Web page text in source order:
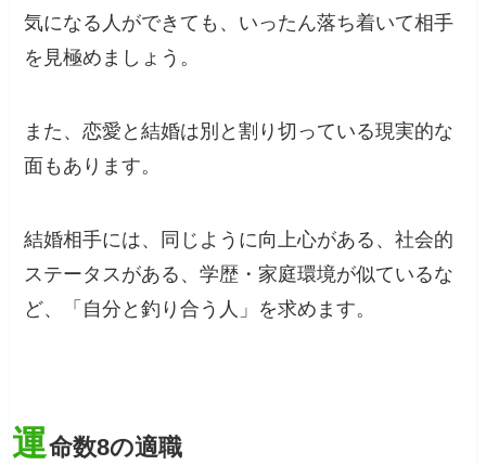
気になる人ができても、いったん落ち着いて相手
を見極めましょう。
また、恋愛と結婚は別と割り切っている現実的な
面もあります。
結婚相手には、同じように向上心がある、社会的
ステータスがある、学歴・家庭環境が似ているな
ど、「自分と釣り合う人」を求めます。
運命数8の適職